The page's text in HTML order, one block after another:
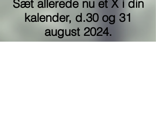
Sæt allerede nu et X i din
kalender, d.30 og 31
august 2024.